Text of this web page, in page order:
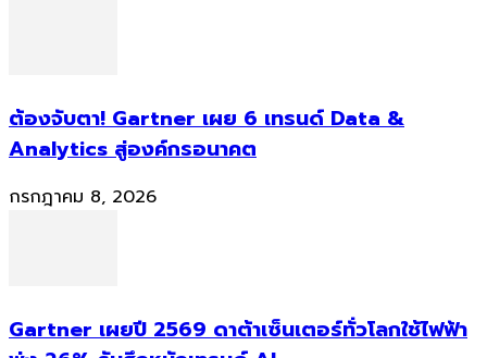
ต้องจับตา! Gartner เผย 6 เทรนด์ Data &
Analytics สู่องค์กรอนาคต
กรกฎาคม 8, 2026
Gartner เผยปี 2569 ดาต้าเซ็นเตอร์ทั่วโลกใช้ไฟฟ้า